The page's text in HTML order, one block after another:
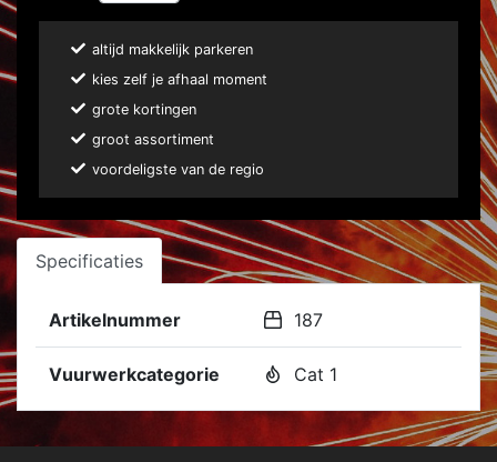
altijd makkelijk parkeren
kies zelf je afhaal moment
grote kortingen
groot assortiment
voordeligste van de regio
Specificaties
Artikelnummer 187
Vuurwerkcategorie Cat 1